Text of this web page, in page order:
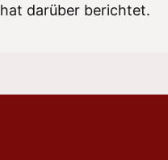
hat darüber berichtet.